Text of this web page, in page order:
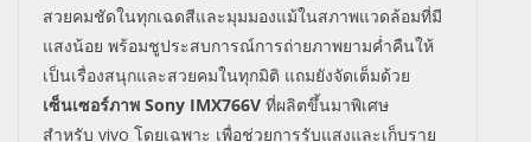
สวยคมชัดในทุกเฉดสีและมุมมองแม้ในสภาพแวดล้อมที่มี
แสงน้อย พร้อมชูประสบการณ์การถ่ายภาพยามค่ำคืนให้
เป็นเรื่องสนุกและสวยคมในทุกมิติ แถมยังจัดเต็มด้วย
เซ็นเซอร์ภาพ Sony IMX766V ที่ผลิตขึ้นมาพิเศษ
สำหรับ vivo โดยเฉพาะ เพื่อช่วยการรับแสงและเก็บราย